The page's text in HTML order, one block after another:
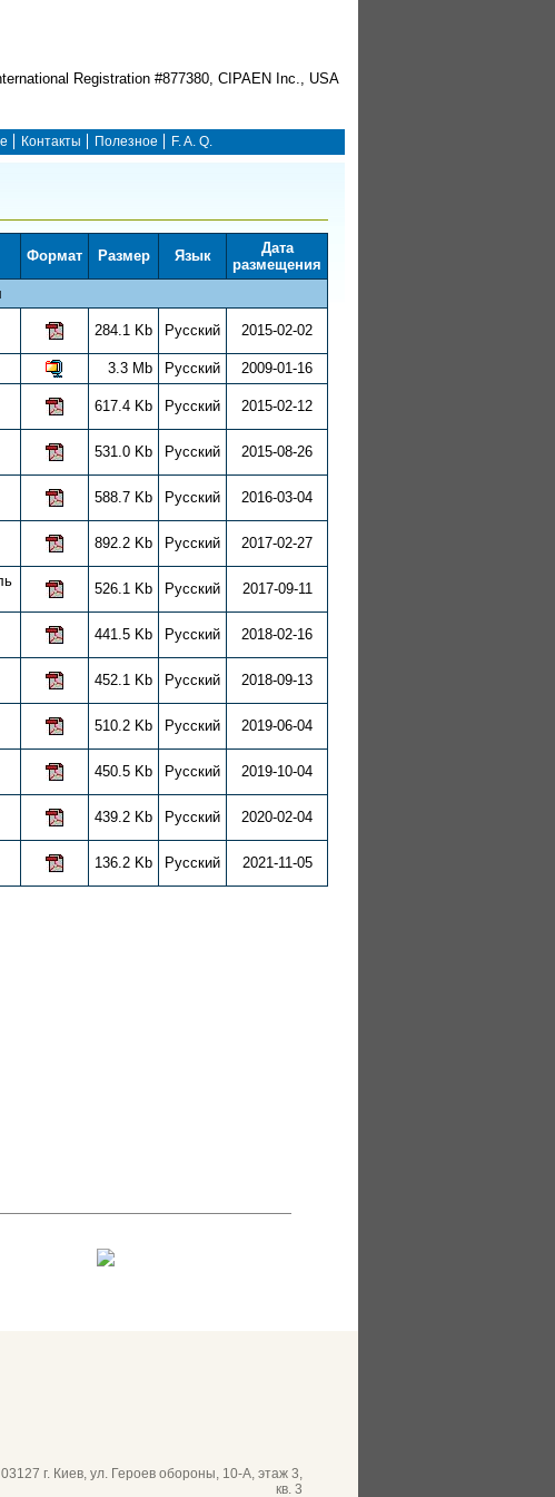
Контакты Полезное F. A. Q.
Формат Размер Язык
Дата
размещения
284.1 Kb Русский 2015-02-02
3.3 Mb Русский
2009-01-16
617.4 Kb Русский 2015-02-12
531.0 Kb Русский 2015-08-26
588.7 Kb Русский 2016-03-04
892.2 Kb Русский 2017-02-27
526.1 Kb Русский 2017-09-11
441.5 Kb Русский 2018-02-16
452.1 Kb Русский 2018-09-13
510.2 Kb Русский 2019-06-04
450.5 Kb Русский 2019-10-04
439.2 Kb Русский 2020-02-04
136.2 Kb Русский 2021-11-05
03127 г. Киев, ул. Героев обороны, 10-А, этаж 3,
кв. 3